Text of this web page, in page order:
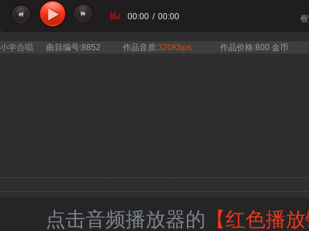
当前曲目：童声合唱 - 云在
00:00 / 00:00
小学合唱 曲目编号:8852 作品音质:320Kbps 作品价格:800 金币
点击音频播放器的 【红色播